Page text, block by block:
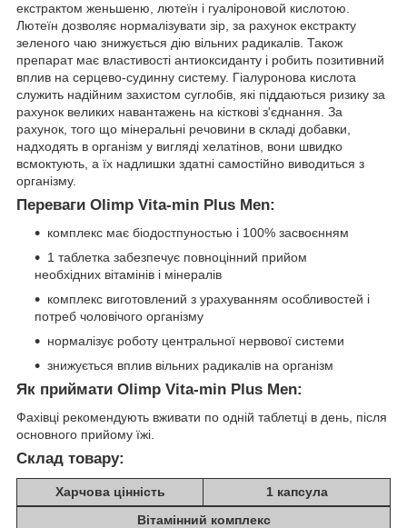
екстрактом женьшеню, лютеїн і гуаліроновой кислотою.
Лютеїн дозволяє нормалізувати зір, за рахунок екстракту
зеленого чаю знижується дію вільних радикалів. Також
препарат має властивості антиоксиданту і робить позитивний
вплив на серцево-судинну систему. Гіалуронова кислота
служить надійним захистом суглобів, які піддаються ризику за
рахунок великих навантажень на кісткові з'єднання. За
рахунок, того що мінеральні речовини в складі добавки,
надходять в організм у вигляді хелатінов, вони швидко
всмоктують, а їх надлишки здатні самостійно виводиться з
організму.
Переваги Olimp Vita-min Plus Men:
комплекс має біодостпуностью і 100% засвоєнням
1 таблетка забезпечує повноцінний прийом
необхідних вітамінів і мінералів
комплекс виготовлений з урахуванням особливостей і
потреб чоловічого організму
нормалізує роботу центральної нервової системи
знижується вплив вільних радикалів на організм
Як приймати Olimp Vita-min Plus Men:
Фахівці рекомендують вживати по одній таблетці в день, після
основного прийому їжі.
Склад товару:
Харчова цінність
1 капсула
Вітамінний комплекс